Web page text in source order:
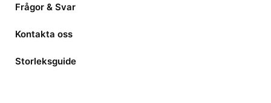
Frågor & Svar
Kontakta oss
Storleksguide